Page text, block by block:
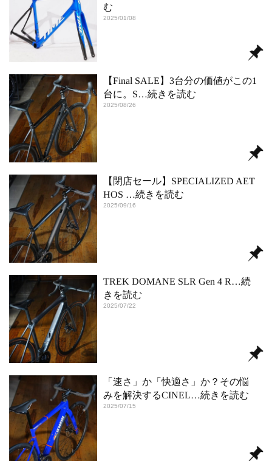
む
2025/01/08
【Final SALE】3台分の価値がこの1
台に。S…続きを読む
2025/08/26
【閉店セール】SPECIALIZED AET
HOS …続きを読む
2025/09/16
TREK DOMANE SLR Gen 4 R …続
きを読む
2025/07/22
「速さ」か「快適さ」か？その悩
みを解決するCINEL…続きを読む
2025/07/15